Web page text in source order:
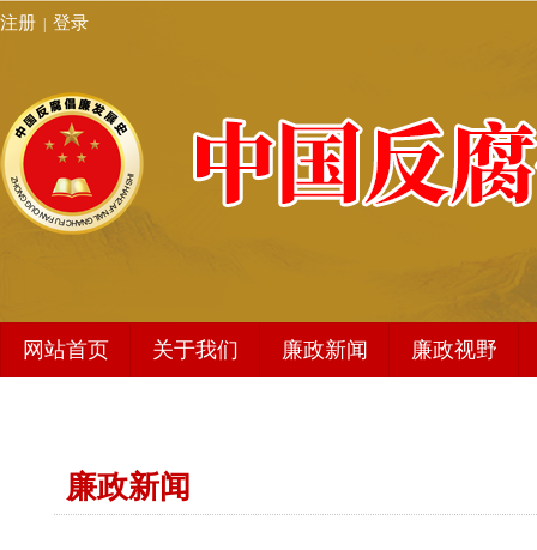
注册 登录
网站首页 关于我们
编委会架构
廉政新闻 廉政视野
廉政新闻